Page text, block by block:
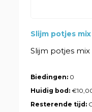
Slijm potjes
Slijm potjes mix
Biedingen: 0
Huidig bod:
Resterende tijd: